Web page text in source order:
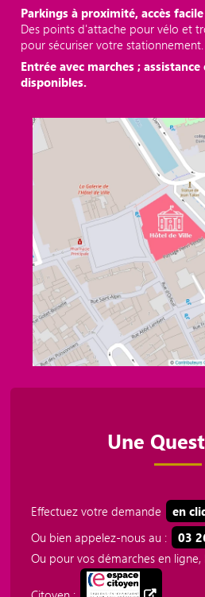
Parkings à proximité, accès
Des points d'attache pour vélo et
pour sécuriser votre stationnement.
Entrée avec marches ;
disponibles.
Une
Effectuez votre demande
en
Ou bien appelez-nous au :
03
Ou pour vos démarches en ligne,